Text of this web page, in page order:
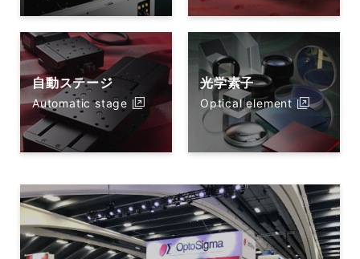
自動ステージ
Automatic stage
光学素子
Optical element